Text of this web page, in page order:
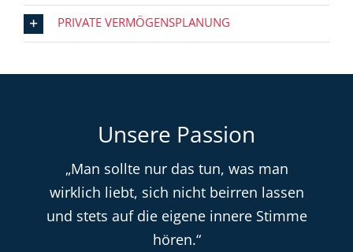
PRIVATE VERMÖGENSPLANUNG
Unsere Passion
„Man sollte nur das tun, was man
wirklich liebt, sich nicht beirren lassen
und stets auf die eigene innere Stimme
hören.“